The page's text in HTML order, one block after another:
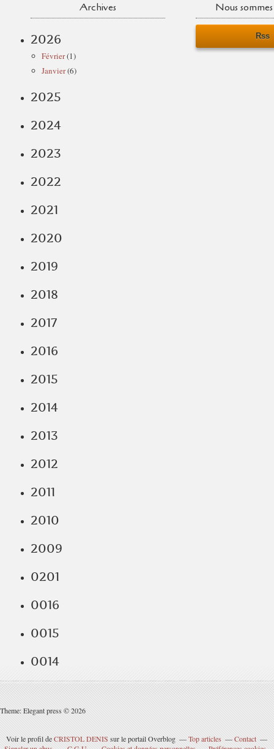
Archives
2026
Février(1)
Janvier(6)
2025
2024
2023
2022
2021
2020
2019
2018
2017
2016
2015
2014
2013
2012
2011
2010
2009
0201
0016
0015
0014
Nous
Rss
Theme: Elegant press © 2026
Voir le profil deCRISTOL DENIS sur le portail Overblog Top articles
Contact